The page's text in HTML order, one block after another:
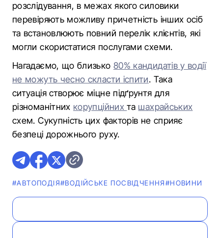
розслідування, в межах якого силовики
перевіряють можливу причетність інших осіб
та встановлюють повний перелік клієнтів, які
могли скористатися послугами схеми.
Нагадаємо, що близько 80% кандидатів у водії
не можуть чесно скласти іспити. Така
ситуація створює міцне підґрунтя для
різноманітних корупційнихта шахрайських
схем. Сукупність цих факторів не сприяє
безпеці дорожнього руху.
#АВТОПОДІЯ#ВОДІЙСЬКЕ ПОСВІДЧЕННЯ#НОВИНИ